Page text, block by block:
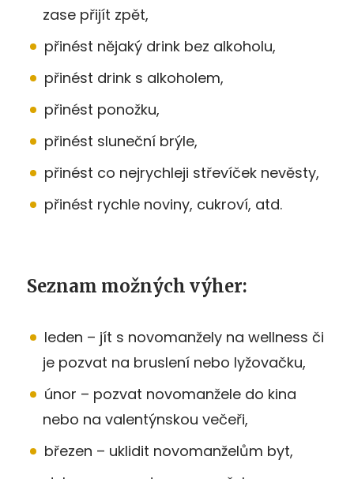
zase přijít zpět,
přinést nějaký drink bez alkoholu,
přinést drink s alkoholem,
přinést ponožku,
přinést sluneční brýle,
přinést co nejrychleji střevíček nevěsty,
přinést rychle noviny, cukroví, atd.
Seznam možných výher:
leden – jít s novomanžely na wellness či
je pozvat na bruslení nebo lyžovačku,
únor – pozvat novomanžele do kina
nebo na valentýnskou večeři,
březen – uklidit novomanželům byt,